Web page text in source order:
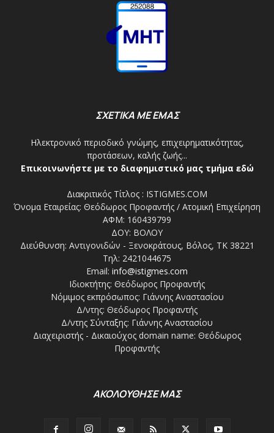
ΣΧΕΤΙΚΑ ΜΕ ΕΜΑΣ
Ηλεκτρονικό περιοδικό γνώμης, επιχειρηματικότητας,
προτάσεων, καλής ζωής...
Επικοινωνήστε με το διαφημιστικό μας τμήμα εδώ
Διακριτικός Τίτλος : ISTIGMES.COM
Όνομα Εταιρείας: Θεόδωρος Προφαντής / Ατομική Επιχείρηση
ΑΦΜ: 160439799
ΔΟΥ: ΒΟΛΟΥ
Διεύθυνση: Αντιγονιδών - Ξενοκράτους, Βόλος, ΤΚ 38221
Τηλ: 2421044675
Email: info@istigmes.com
Ιδιοκτήτης: Θεόδωρος Προφαντής
Νόμιμος εκπρόσωπος: Γιάννης Αναστασίου
Δ/ντης: Θεόδωρος Προφαντής
Δ/ντης Σύνταξης: Γιάννης Αναστασίου
Διαχειριστής - Δικαιούχος domain name: Θεόδωρος
Προφαντής
ΑΚΟΛΟΥΘΗΣΕ ΜΑΣ